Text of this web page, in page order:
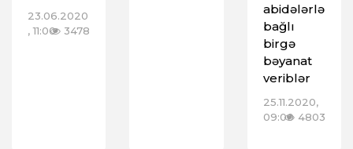
23.06.2020
, 11:00
3478
abidələrlə
bağlı
birgə
bəyanat
veriblər
25.11.2020,
09:004803